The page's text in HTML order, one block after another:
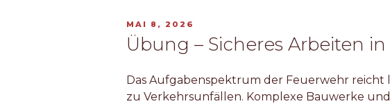
VERÖFFENTLICHT
AM
MAI 8, 2026
Übung – Sicheres Arbeiten
Das Aufgabenspektrum der Feuerwehr
zu Verkehrsunfällen. Komplexe Bauwerke